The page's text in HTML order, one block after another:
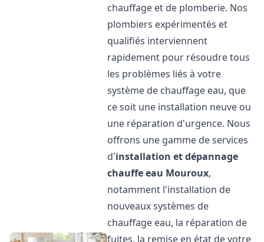
chauffage et de plomberie. Nos
plombiers expérimentés et
qualifiés interviennent
rapidement pour résoudre tous
les problèmes liés à votre
système de chauffage eau, que
ce soit une installation neuve ou
une réparation d'urgence. Nous
offrons une gamme de services
d'installation et dépannage
chauffe eau Mouroux,
notamment l'installation de
nouveaux systèmes de
chauffage eau, la réparation de
fuites, la remise en état de votre